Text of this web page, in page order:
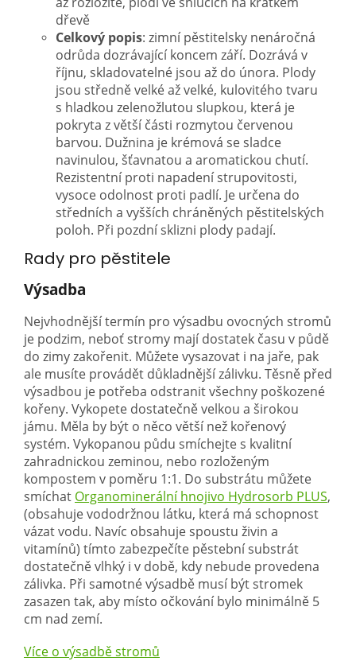
dřevě
Celkový popis: zimní pěstitelsky nenáročná
odrůda dozrávající koncem září. Dozrává v
říjnu, skladovatelné jsou až do února. Plody
jsou středně velké až velké, kulovitého tvaru
s hladkou zelenožlutou slupkou, která je
pokryta z větší části rozmytou červenou
barvou. Dužnina je krémová se sladce
navinulou, šťavnatou a aromatickou chutí.
Rezistentní proti napadení strupovitosti,
vysoce odolnost proti padlí. Je určena do
středních a vyšších chráněných pěstitelských
poloh. Při pozdní sklizni plody padají.
Rady pro pěstitele
Výsadba
Nejvhodnější termín pro výsadbu ovocných stromů
je podzim, neboť stromy mají dostatek času v půdě
do zimy zakořenit. Můžete vysazovat i na jaře, pak
ale musíte provádět důkladnější zálivku. Těsně před
výsadbou je potřeba odstranit všechny poškozené
kořeny. Vykopete dostatečně velkou a širokou
jámu. Měla by být o něco větší než kořenový
systém. Vykopanou půdu smíchejte s kvalitní
zahradnickou zeminou, nebo rozloženým
kompostem v poměru 1:1. Do substrátu můžete
smíchat Organominerální hnojivo Hydrosorb PLUS,
(obsahuje vododržnou látku, která má schopnost
vázat vodu. Navíc obsahuje spoustu živin a
vitamínů) tímto zabezpečíte pěstební substrát
dostatečně vlhký i v době, kdy nebude provedena
zálivka. Při samotné výsadbě musí být stromek
zasazen tak, aby místo očkování bylo minimálně 5
cm nad zemí.
Více o výsadbě stromů